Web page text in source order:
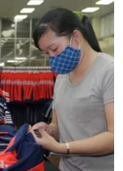
tiêu
là sứ mệnh
và cần có sự